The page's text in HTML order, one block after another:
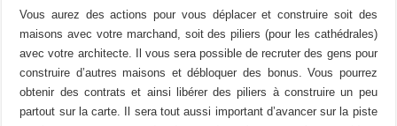
Vous aurez des actions pour vous déplacer et construire soit des
maisons avec votre marchand, soit des piliers (pour les cathédrales)
avec votre architecte. Il vous sera possible de recruter des gens pour
construire d’autres maisons et débloquer des bonus. Vous pourrez
obtenir des contrats et ainsi libérer des piliers à construire un peu
partout sur la carte. Il sera tout aussi important d’avancer sur la piste